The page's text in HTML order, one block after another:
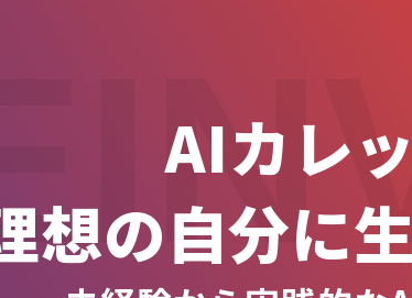
AIカレ
想の自分に